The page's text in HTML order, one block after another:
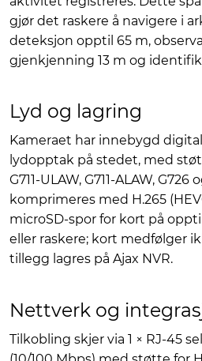
gjør det raskere å navigere i
deteksjon opptil 65 m,
gjenkjenning 13 m og
Lyd og lagring
Kameraet har innebygd
lydopptak på stedet, med
G711-ULAW, G711-ALAW, G726
komprimeres med H.265
microSD-spor for kort på opptil
eller raskere; kort medfølger
tillegg lagres på Ajax NVR.
Nettverk og
Tilkobling skjer via 1 × RJ-45